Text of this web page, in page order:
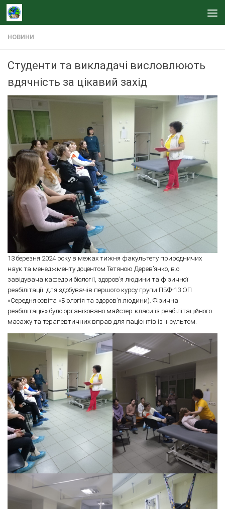
Skip to content
НОВИНИ
Студенти та викладачі висловлюють
вдячність за цікавий захід
13 березня 2024 року в межах тижня факультету природничих
наук та менеджменту доцентом Тетяною Дерев’янко, в.о.
завідувача кафедри біології, здоров’я людини та фізичної
реабілітації для здобувачів першого курсу групи ПБФ-13 ОП
«Середня освіта «Біологія та здоров’я людини). Фізична
реабілітація» було організовано майстер-класи із реабілітаційного
масажу та терапевтичних вправ для пацієнтів із інсультом.